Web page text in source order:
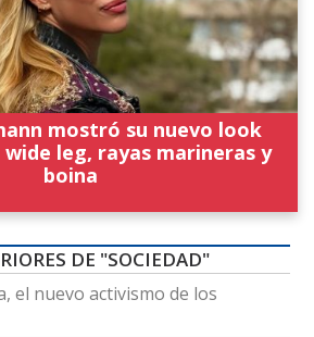
mostró su nuevo look
leg, rayas marineras y
boina
DE "SOCIEDAD"
el nuevo activismo de los